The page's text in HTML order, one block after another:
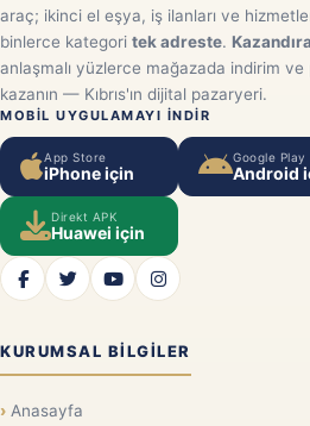
araç; ikinci el eşya, iş ilanları ve
binlerce kategori tek adreste.
anlaşmalı yüzlerce mağazada indirim ve
kazanın — Kıbrıs'ın dijital pazaryeri.
MOBIL UYGULAMAYI INDIR
App Store
iPhone için
Google Play
Android
Direkt APK
Huawei için
KURUMSAL BILGILER
Anasayfa